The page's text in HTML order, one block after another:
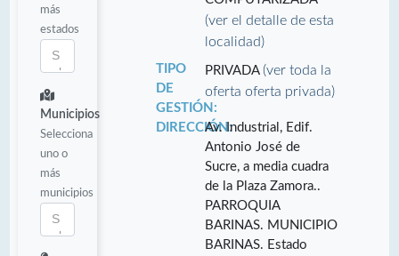
más
estados
Municipios
Selecciona
uno o
más
municipios
(ver el detalle de esta
localidad)
TIPO
DE
GESTIÓN:
PRIVADA(ver toda la
oferta oferta privada)
DIRECCIÓN:Av. Industrial, Edif.
Antonio José de
Sucre, a media cuadra
de la Plaza Zamora..
PARROQUIA
BARINAS. MUNICIPIO
BARINAS. Estado